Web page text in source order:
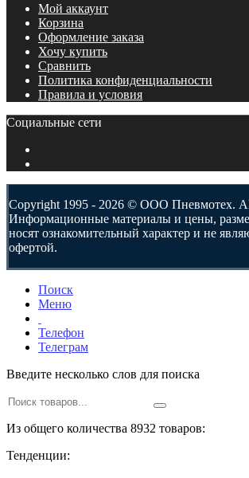
Мой аккаунт
Корзина
Оформление заказа
Хочу купить
Сравнить
Политика конфиденциальности
Правила и условия
Социальные сети
Copyright 1995 - 2026 © ООО Пневмотех.
Информационные материалы и цены,
носят ознакомительный характер и не
офертой.
Поиск
Меню
Телефон
Телеграм
Введите несколько слов для поиска
Из общего количества 8932 товаров:
Тенденции: